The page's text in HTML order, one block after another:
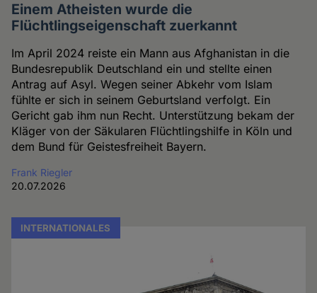
Einem Atheisten wurde die
Flüchtlingseigenschaft zuerkannt
Im April 2024 reiste ein Mann aus Afghanistan in die
Bundesrepublik Deutschland ein und stellte einen
Antrag auf Asyl. Wegen seiner Abkehr vom Islam
fühlte er sich in seinem Geburtsland verfolgt. Ein
Gericht gab ihm nun Recht. Unterstützung bekam der
Kläger von der Säkularen Flüchtlingshilfe in Köln und
dem Bund für Geistesfreiheit Bayern.
Frank Riegler
20.07.2026
INTERNATIONALES